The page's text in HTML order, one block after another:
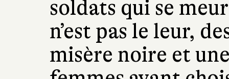
soldats qui se
n’est pas le leur,
misère noire et